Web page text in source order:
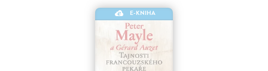
E-KNIHA